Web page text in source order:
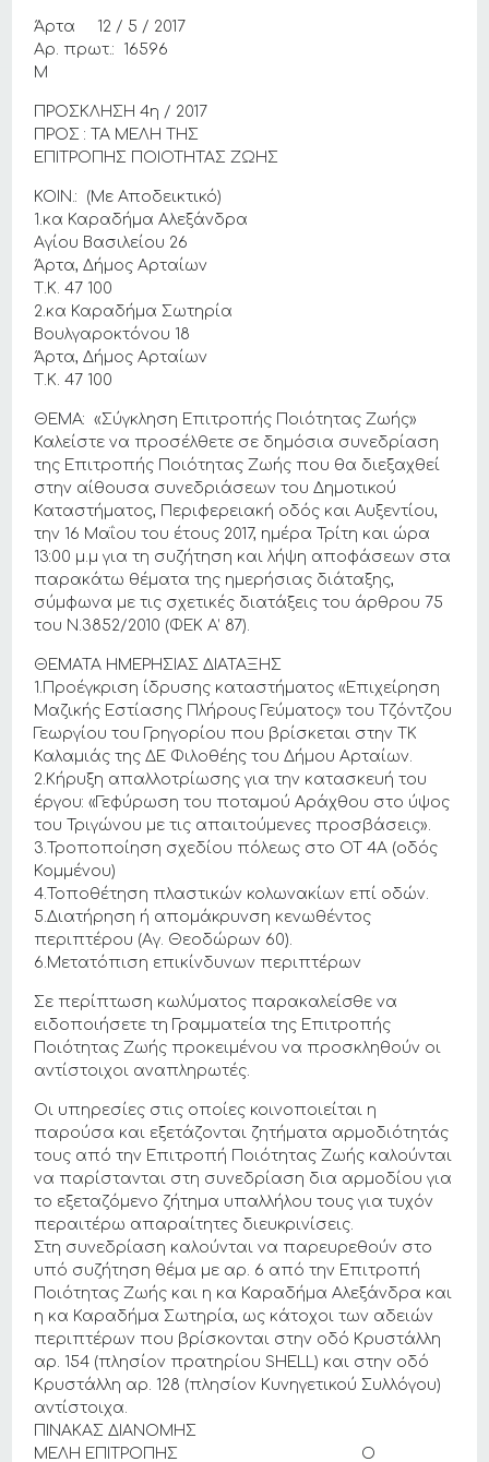
Άρτα 12 / 5 / 2017
Aρ. πρωτ.: 16596
Μ
ΠΡΟΣΚΛΗΣΗ 4η / 2017
ΠΡΟΣ : ΤΑ ΜΕΛΗ ΤΗΣ
ΕΠΙΤΡΟΠΗΣ ΠΟΙΟΤΗΤΑΣ ΖΩΗΣ
ΚΟΙΝ.: (Με Αποδεικτικό)
1.κα Καραδήμα Αλεξάνδρα
Αγίου Βασιλείου 26
Άρτα, Δήμος Αρταίων
Τ.Κ. 47 100
2.κα Καραδήμα Σωτηρία
Βουλγαροκτόνου 18
Άρτα, Δήμος Αρταίων
Τ.Κ. 47 100
ΘΕΜΑ: «Σύγκληση Επιτροπής Ποιότητας Ζωής»
Καλείστε να προσέλθετε σε δημόσια συνεδρίαση
της Επιτροπής Ποιότητας Ζωής που θα διεξαχθεί
στην αίθουσα συνεδριάσεων του Δημοτικού
Καταστήματος, Περιφερειακή οδός και Αυξεντίου,
την 16 Μαΐου του έτους 2017, ημέρα Τρίτη και ώρα
13:00 μ.μ για τη συζήτηση και λήψη αποφάσεων στα
παρακάτω θέματα της ημερήσιας διάταξης,
σύμφωνα με τις σχετικές διατάξεις του άρθρου 75
του Ν.3852/2010 (ΦΕΚ Α’ 87).
ΘΕΜΑΤΑ ΗΜΕΡΗΣΙΑΣ ΔΙΑΤΑΞΗΣ
1.Προέγκριση ίδρυσης καταστήματος «Επιχείρηση
Μαζικής Εστίασης Πλήρους Γεύματος» του Τζόντζου
Γεωργίου του Γρηγορίου που βρίσκεται στην ΤΚ
Καλαμιάς της ΔΕ Φιλοθέης του Δήμου Αρταίων.
2.Κήρυξη απαλλοτρίωσης για την κατασκευή του
έργου: «Γεφύρωση του ποταμού Αράχθου στο ύψος
του Τριγώνου με τις απαιτούμενες προσβάσεις».
3.Τροποποίηση σχεδίου πόλεως στο ΟΤ 4Α (οδός
Κομμένου)
4.Τοποθέτηση πλαστικών κολωνακίων επί οδών.
5.Διατήρηση ή απομάκρυνση κενωθέντος
περιπτέρου (Αγ. Θεοδώρων 60).
6.Μετατόπιση επικίνδυνων περιπτέρων
Σε περίπτωση κωλύματος παρακαλείσθε να
ειδοποιήσετε τη Γραμματεία της Επιτροπής
Ποιότητας Ζωής προκειμένου να προσκληθούν οι
αντίστοιχοι αναπληρωτές.
Οι υπηρεσίες στις οποίες κοινοποιείται η
παρούσα και εξετάζονται ζητήματα αρμοδιότητάς
τους από την Επιτροπή Ποιότητας Ζωής καλούνται
να παρίστανται στη συνεδρίαση δια αρμοδίου για
το εξεταζόμενο ζήτημα υπαλλήλου τους για τυχόν
περαιτέρω απαραίτητες διευκρινίσεις.
Στη συνεδρίαση καλούνται να παρευρεθούν στο
υπό συζήτηση θέμα με αρ. 6 από την Επιτροπή
Ποιότητας Ζωής και η κα Καραδήμα Αλεξάνδρα και
η κα Καραδήμα Σωτηρία, ως κάτοχοι των αδειών
περιπτέρων που βρίσκονται στην οδό Κρυστάλλη
αρ. 154 (πλησίον πρατηρίου SHELL) και στην οδό
Κρυστάλλη αρ. 128 (πλησίον Κυνηγετικού Συλλόγου)
αντίστοιχα.
ΠΙΝΑΚΑΣ ΔΙΑΝΟΜΗΣ
ΜΕΛΗ ΕΠΙΤΡΟΠΗΣ Ο